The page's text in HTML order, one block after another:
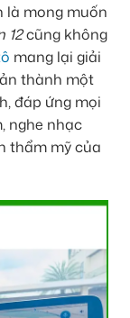
là mong muốn
12cũng không
mang lại giải
thành một
đáp ứng mọi
nghe nhạc
thẩm mỹ của